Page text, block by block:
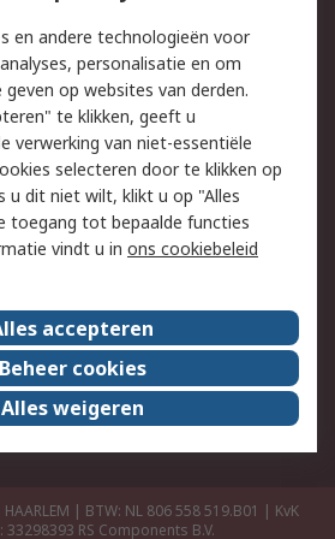
Email veiligheid
Websitevoorwaarden
Over ons
Werken bij RS
| BTW: NL 806 558 519.B01 | KvK
33298393 RS Components B.V.
en andere technologieën voor
personalisatie en om
op websites van derden.
te klikken, geeft u
verwerking van niet-essentiële
selecteren door te klikken op
u dit niet wilt, klikt u op "Alles
toegang tot bepaalde functies
vindt u in ons cookiebeleid
accepteren
Beheer cookies
Alles weigeren